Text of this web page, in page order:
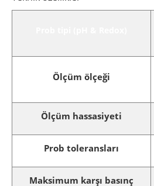
Ölçüm ölçeği
Ölçüm hassasiyeti
Prob toleransları
Maksimum karşı basınç